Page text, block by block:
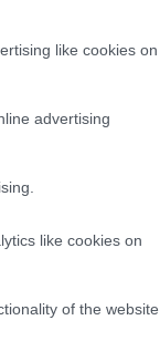
like cookies on
advertising
like cookies on
of the website
σε
να
και